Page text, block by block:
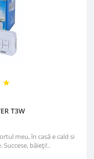
T3W
meu, în casă e cald si
Succese, băieți!..